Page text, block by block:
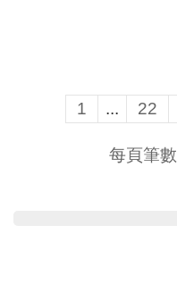
1 ... 22
每頁筆數